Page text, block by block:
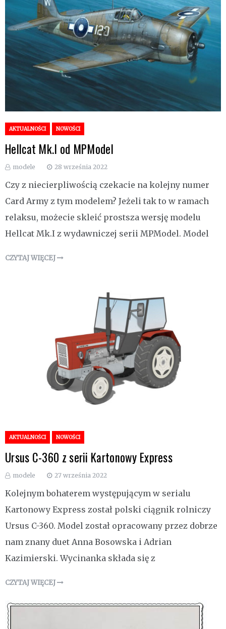
AKTUALNOŚCI NOWOŚCI
Hellcat Mk.I od MPModel
modele 28 września 2022
Czy z niecierpliwością czekacie na kolejny numer
Card Army z tym modelem? Jeżeli tak to w ramach
relaksu, możecie skleić prostsza wersję modelu
Hellcat Mk.I z wydawniczej serii MPModel. Model
CZYTAJ WIĘCEJ
AKTUALNOŚCI NOWOŚCI
Ursus C-360 z serii Kartonowy Express
modele 27 września 2022
Kolejnym bohaterem występującym w serialu
Kartonowy Express został polski ciągnik rolniczy
Ursus C-360. Model został opracowany przez dobrze
nam znany duet Anna Bosowska i Adrian
Kazimierski. Wycinanka składa się z
CZYTAJ WIĘCEJ